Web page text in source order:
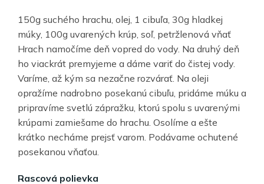
150g suchého hrachu, olej, 1 cibuľa, 30g hladkej
múky, 100g uvarených krúp, soľ, petržlenová vňať
Hrach namočíme deň vopred do vody. Na druhý deň
ho viackrát premyjeme a dáme variť do čistej vody.
Varíme, až kým sa nezačne rozvárať. Na oleji
opražíme nadrobno posekanú cibuľu, pridáme múku a
pripravíme svetlú zápražku, ktorú spolu s uvarenými
krúpami zamiešame do hrachu. Osolíme a ešte
krátko necháme prejsť varom. Podávame ochutené
posekanou vňaťou.
Rascová polievka